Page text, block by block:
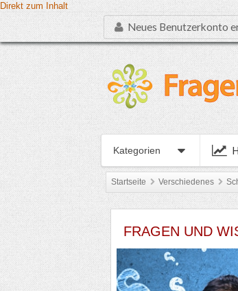
Direkt zum Inhalt
Neues Benutzerkonto
Kategorien
Startseite Verschiedenes
FRAGEN UND